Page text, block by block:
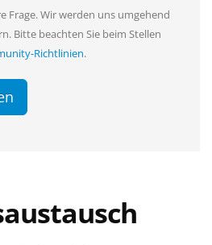
Frage. Wir werden uns umgehend
Bitte beachten Sie beim Stellen
Richtlinien.